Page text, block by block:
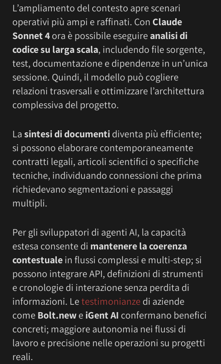
L’ampliamento del contesto apre scenari
operativi più ampi e raffinati. Con Claude
Sonnet 4ora è possibile eseguire analisi di
codice su larga scala, includendo file sorgente,
test, documentazione e dipendenze in un’unica
sessione. Quindi, il modello può cogliere
relazioni trasversali e ottimizzare l’architettura
complessiva del progetto.
Lasintesi di documentidiventa più efficiente;
si possono elaborare contemporaneamente
contratti legali, articoli scientifici o specifiche
tecniche, individuando connessioni che prima
richiedevano segmentazioni e passaggi
multipli.
Per gli sviluppatori di agenti AI, la capacità
estesa consente di mantenere la coerenza
contestualein flussi complessi e multi-step; si
possono integrare API, definizioni di strumenti
e cronologie di interazione senza perdita di
informazioni. Letestimonianze di aziende
come Bolt.newe iGent AI confermano benefici
concreti; maggiore autonomia nei flussi di
lavoro e precisione nelle operazioni su progetti
reali.